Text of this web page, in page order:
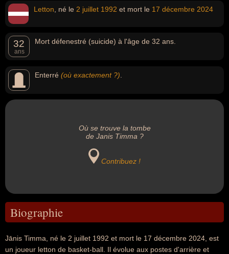
Letton , né le 2 juillet 1992 et mort le 17 décembre 2024
32
ans
Mort défenestré (suicide) à l'âge de 32 ans.
Enterré (où exactement ?)
Où se trouve la tombe
de Janis Timma ?
Contribuez !
Biographie
Jānis Timma, né le 2 juillet 1992 et mort le 17 décembre 2024, est
un joueur letton de basket-ball. Il évolue aux postes d'arrière et